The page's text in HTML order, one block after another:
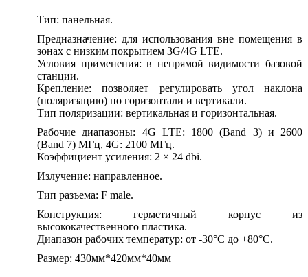
Тип: панельная.
Предназначение: для использования вне помещения в
зонах с низким покрытием 3G/4G LTE.
Условия применения: в непрямой видимости базовой
станции.
Крепление: позволяет регулировать угол наклона
(поляризацию) по горизонтали и вертикали.
Тип поляризации: вертикальная и горизонтальная.
Рабочие диапазоны: 4G LTE: 1800 (Band 3) и 2600
(Band 7) МГц, 4G: 2100 МГц.
Коэффициент усиления: 2 × 24 dbi.
Излучение: направленное.
Тип разъема: F male.
Конструкция: герметичный корпус из
высококачественного пластика.
Диапазон рабочих температур: от -30°C до +80°C.
Размер: 430мм*420мм*40мм